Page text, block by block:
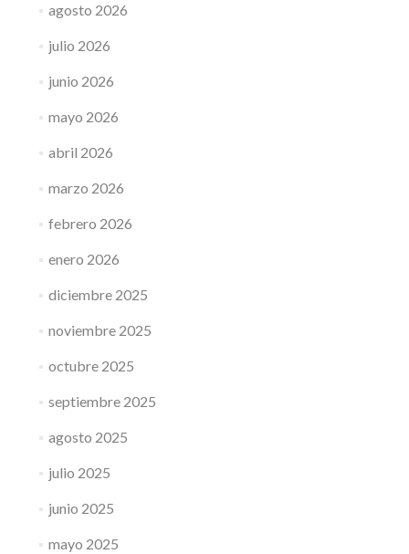
agosto 2026
julio 2026
junio 2026
mayo 2026
abril 2026
marzo 2026
febrero 2026
enero 2026
diciembre 2025
noviembre 2025
octubre 2025
septiembre 2025
agosto 2025
julio 2025
junio 2025
mayo 2025